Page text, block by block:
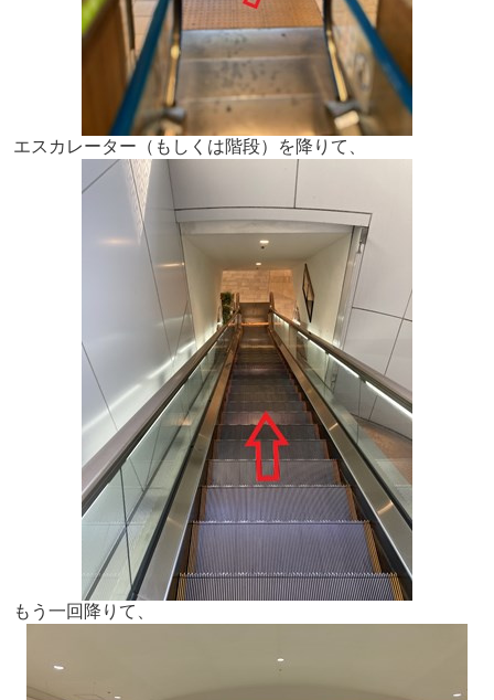
エスカレーター（もしくは階段）を降りて、
もう一回降りて、